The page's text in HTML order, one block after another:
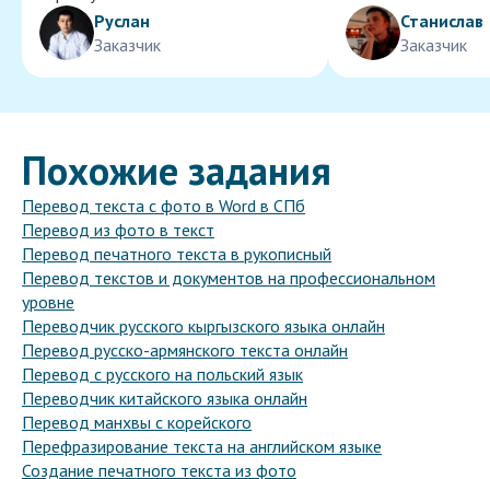
Руслан
Заказчик
Станислав
Заказчик
Похожие задания
Перевод текста с фото в Word в СПб
Перевод из фото в текст
Перевод печатного текста в рукописный
Перевод текстов и документов на профессиональном
уровне
Переводчик русского кыргызского языка онлайн
Перевод русско-армянского текста онлайн
Перевод с русского на польский язык
Переводчик китайского языка онлайн
Перевод манхвы с корейского
Перефразирование текста на английском языке
Создание печатного текста из фото